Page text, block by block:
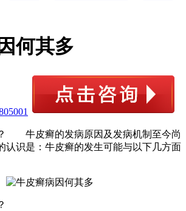
何其多
牛皮癣的发病原因及发病机制至今尚
认识是：牛皮癣的发生可能与以下几方面